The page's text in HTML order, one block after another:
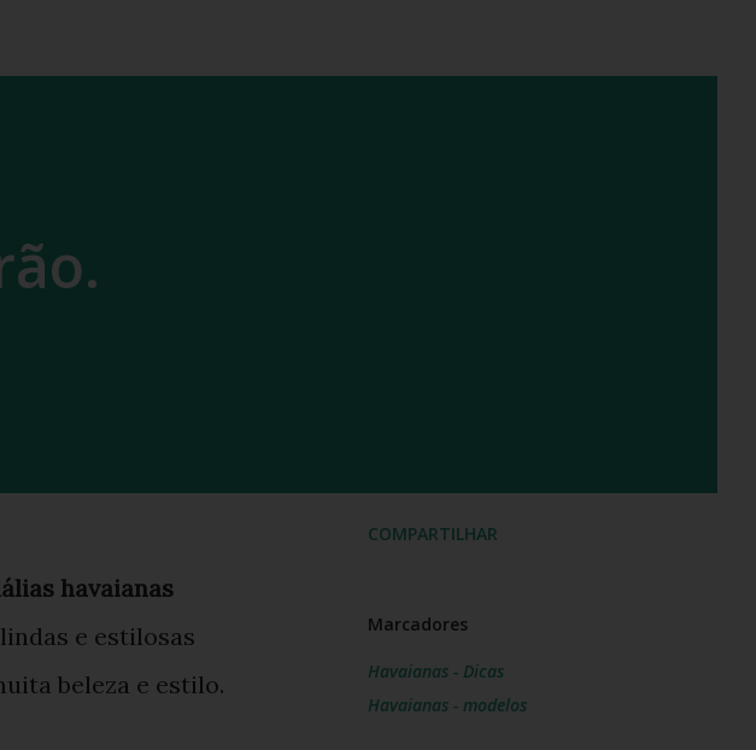
havaianas
e estilosas
beleza e estilo.
COMPARTILHAR
Marcadores
Havaianas - Dicas
Havaianas - modelos